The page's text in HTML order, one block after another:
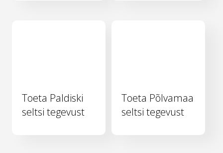
Toeta Paldiski
seltsi tegevust
Toeta Põlvamaa
seltsi tegevust